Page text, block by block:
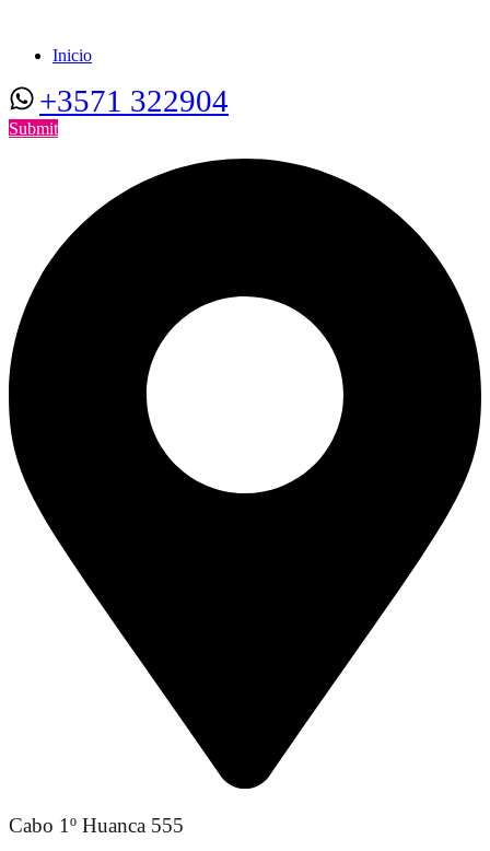
Inicio
+3571 322904
Submit
Cabo 1º Huanca 555